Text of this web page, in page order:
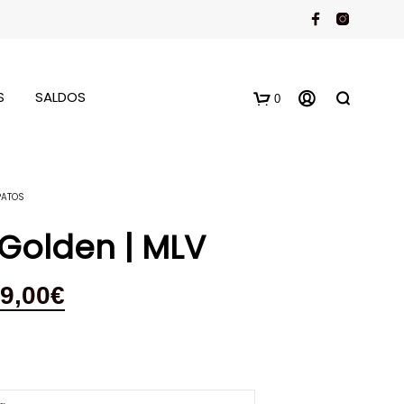
SALDOS 0
| MLV
€